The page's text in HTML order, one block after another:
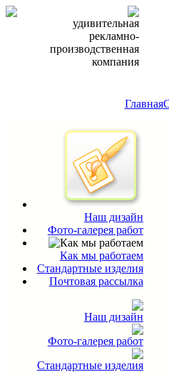
удивительная
рекламно-
производственная
компания
Главная
Наш дизайн
Фото-галерея работ
Как мы работаем
Стандартные изделия
Почтовая рассылка
Наш дизайн
Фото-галерея работ
Стандартные изделия